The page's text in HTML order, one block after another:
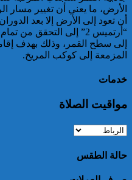
تركيا:القضاء يأمر بحبس رئيس
الأرض، ما يعني أن تغيير مسار
أن تعود إلى الأرض إلا بعد
“أرتميس 2” إلى التحقق
إلى سطح القمر، وذلك بهدف
المزمعة إلى كوكب المريخ.
خدمات
مواقيت الصلاة
حالة الطقس